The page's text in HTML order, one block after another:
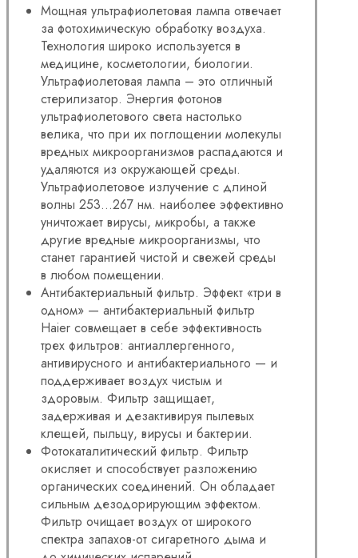
Мощная ультрафиолетовая лампа отвечает
за фотохимическую обработку воздуха.
Технология широко используется в
медицине, косметологии, биологии.
Ультрафиолетовая лампа – это отличный
стерилизатор. Энергия фотонов
ультрафиолетового света настолько
велика, что при их поглощении молекулы
вредных микроорганизмов распадаются и
удаляются из окружающей среды.
Ультрафиолетовое излучение с длиной
волны 253…267 нм. наиболее эффективно
уничтожает вирусы, микробы, а также
другие вредные микроорганизмы, что
станет гарантией чистой и свежей среды
в любом помещении.
Антибактериальный фильтр. Эффект «три в
одном» — антибактериальный фильтр
Haier совмещает в себе эффективность
трех фильтров: антиаллергенного,
антивирусного и антибактериального — и
поддерживает воздух чистым и
здоровым. Фильтр защищает,
задерживая и дезактивируя пылевых
клещей, пыльцу, вирусы и бактерии.
Фотокаталитический фильтр. Фильтр
окисляет и способствует разложению
органических соединений. Он обладает
сильным дезодорирующим эффектом.
Фильтр очищает воздух от широкого
спектра запахов-от сигаретного дыма и